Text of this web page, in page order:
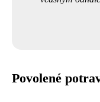
Povolené